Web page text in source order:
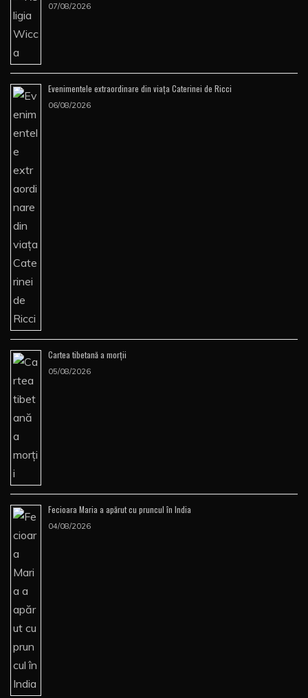
07/08/2026
Evenimentele extraordinare din viața Caterinei de Ricci
06/08/2026
Cartea tibetană a morţii
05/08/2026
Fecioara Maria a apărut cu pruncul în India
04/08/2026